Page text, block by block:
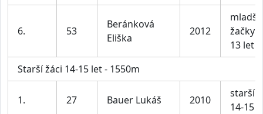
6. 53
Beránková
Eliška
2012
mladší
žačky
13 let
Starší žáci 14-15 let - 1550m
1. 27 Bauer Lukáš 2010
starší
14-15